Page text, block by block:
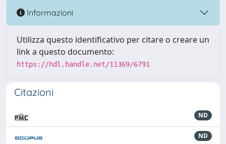
Informazioni
Utilizza questo identificativo per citare o creare un
link a questo documento:
https://hdl.handle.net/11369/6791
Citazioni
ND
ND